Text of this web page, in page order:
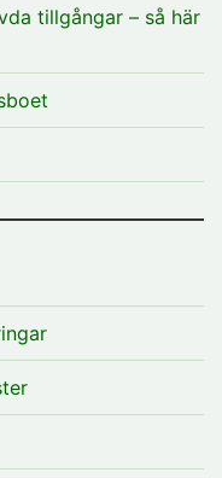
tillgångar – så här